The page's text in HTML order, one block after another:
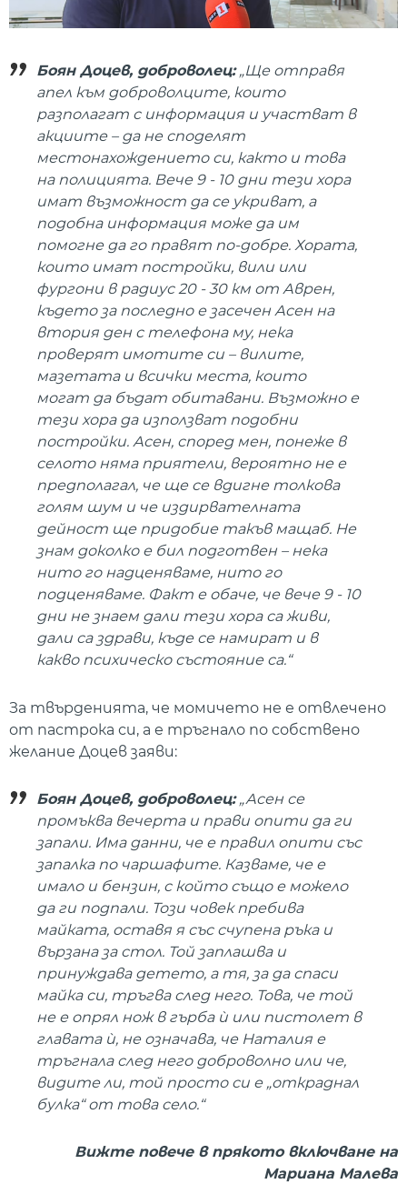
Боян Доцев, доброволец:„Ще отправя
апел към доброволците, които
разполагат с информация и участват в
акциите – да не споделят
местонахождението си, както и това
на полицията. Вече 9 - 10 дни тези хора
имат възможност да се укриват, а
подобна информация може да им
помогне да го правят по-добре. Хората,
които имат постройки, вили или
фургони в радиус 20 - 30 км от Аврен,
където за последно е засечен Асен на
втория ден с телефона му, нека
проверят имотите си – вилите,
мазетата и всички места, които
могат да бъдат обитавани. Възможно е
тези хора да използват подобни
постройки. Асен, според мен, понеже в
селото няма приятели, вероятно не е
предполагал, че ще се вдигне толкова
голям шум и че издирвателната
дейност ще придобие такъв мащаб. Не
знам доколко е бил подготвен – нека
нито го надценяваме, нито го
подценяваме. Факт е обаче, че вече 9 - 10
дни не знаем дали тези хора са живи,
дали са здрави, къде се намират и в
какво психическо състояние са.“
За твърденията, че момичето не е отвлечено
от пастрока си, а е тръгнало по собствено
желание Доцев заяви:
Боян Доцев, доброволец:„Асен се
промъква вечерта и прави опити да ги
запали. Има данни, че е правил опити със
запалка по чаршафите. Казваме, че е
имало и бензин, с който също е можело
да ги подпали. Този човек пребива
майката, оставя я със счупена ръка и
вързана за стол. Той заплашва и
принуждава детето, а тя, за да спаси
майка си, тръгва след него. Това, че той
не е опрял нож в гърба ѝ или пистолет в
главата ѝ, не означава, че Наталия е
тръгнала след него доброволно или че,
видите ли, той просто си е „откраднал
булка“ от това село.“
Вижте повече в прякото включване на
Мариана Малева